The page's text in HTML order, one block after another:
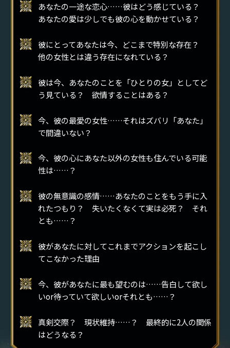
あなたの一途な恋心……彼はどう感じている？
あなたの愛は少しでも彼の心を動かせている？
彼にとってあなたは今、どこまで特別な存在？
他の女性とは違う存在になれている？
彼は今、あなたのことを「ひとりの女」としてど
う見ている？ 欲情することはある？
今、彼の最愛の女性……それはズバリ「あなた」
で間違いない？
今、彼の心にあなた以外の女性も住んでいる可能
性は……？
彼の無意識の感情……あなたのことをもう手に入
れたつもり？ 失いたくなくて実は必死？ それ
とも……？
彼があなたに対してこれまでアクションを起こし
てこなかった理由
今、彼があなたに最も望むのは……告白して欲し
いor待っていて欲しいorそれとも……？
真剣交際？ 現状維持……？ 最終的に2人の関係
はどうなる？